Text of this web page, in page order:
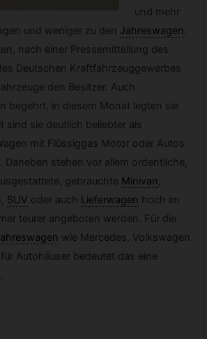
und mehr
und weniger zu den Jahreswagen.
nach einer Pressemitteilung des
Deutschen Kraftfahrzeuggewerbes
den Besitzer. Auch
begehrt, in diesem Monat legten sie
sind sie deutlich beliebter als
mit Flüssiggas Motor oder Autos
Daneben stehen vor allem ordentliche,
gebrauchte Minivan ,
, SUV oder auch Lieferwagen hoch im
teurer angeboten werden. Für die
wie Mercedes, Volkswagen
Autohäuser bedeutet das eine